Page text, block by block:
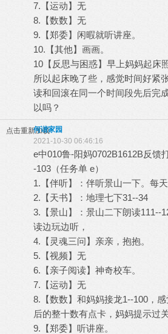
7.【运动】无
8.【数数】无
9.【郑委】闲暇就听讲座。
10.【其他】画画。
10【反思与困惑】早上妈妈起床
所以起床晚了些，感觉时间好紧
读和回滚在同一个时间段先后完
以吗？
点击重新加载
何谐家园
2021-10-30 06:46:16
e中010鲁-阳妈0702B1612B反馈
-103（任务单 e）
1.【伴听】：伴听景山一下。每天
2.【天书】：地理七下31--34
3.【景山】：景山二下朗读111--
读边玩边听，
4.【灵魂三问】亲亲，抱抱。
5.【视频】无
6.【亲子阅读】神奇校车。
7.【运动】无
8.【数数】和妈妈接龙1--100，
后的整十数有点卡，妈妈提示过关
9.【郑委】听讲座。